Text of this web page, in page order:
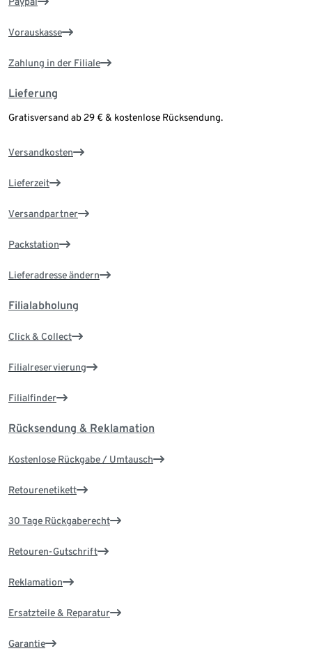
Vorauskasse
Zahlung in der Filiale
Lieferung
Gratisversand ab 29 € & kostenlose Rücksendung.
Versandkosten
Lieferzeit
Versandpartner
Packstation
Lieferadresse ändern
Filialabholung
Click & Collect
Filialreservierung
Filialfinder
Rücksendung & Reklamation
Kostenlose Rückgabe / Umtausch
Retourenetikett
30 Tage Rückgaberecht
Retouren-Gutschrift
Reklamation
Ersatzteile & Reparatur
Garantie